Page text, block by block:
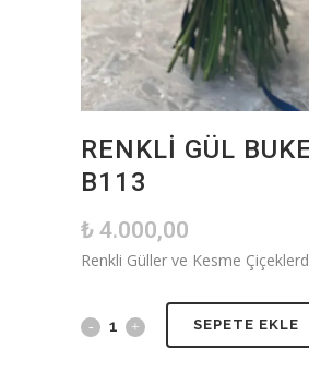
RENKLI GÜL
B113
₺ 4.000,00
Renkli Güller ve Kesme
SEPETE EKLE